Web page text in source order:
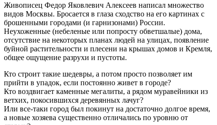
Живописец Федор Яковлевич Алексеев написал множество
видов Москвы. Бросается в глаза сходство на его картинах с
брошенными городами (и гарнизонами) России.
Неухоженные (небеленые или попросту обветшалые) дома,
отсутствие на некоторых планах людей на улицах, появление
буйной растительности и плесени на крышах домов и Кремля,
общее ощущение разрухи и пустоты.
Кто строит такие шедевры, а потом просто позволяет им
прийти в упадок, если постоянно живет в городе?
Кто воздвигает каменные мегалиты, а рядом муравейники из
ветхих, покосившихся деревянных лачуг?
Или все-таки город был покинут на достаточно долгое время,
а новые хозяева существенно отличались по уровню от